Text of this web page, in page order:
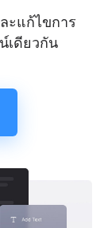
ะแก้ไขการ
เดียวกัน